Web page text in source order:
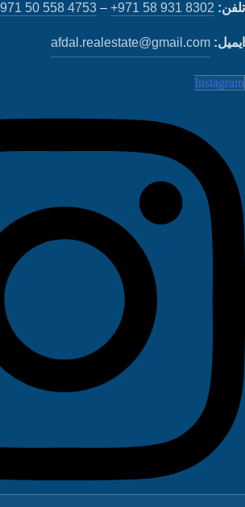
+971 50 558 4753–+971 58 931 8302
afdal.realestate@gmail.com